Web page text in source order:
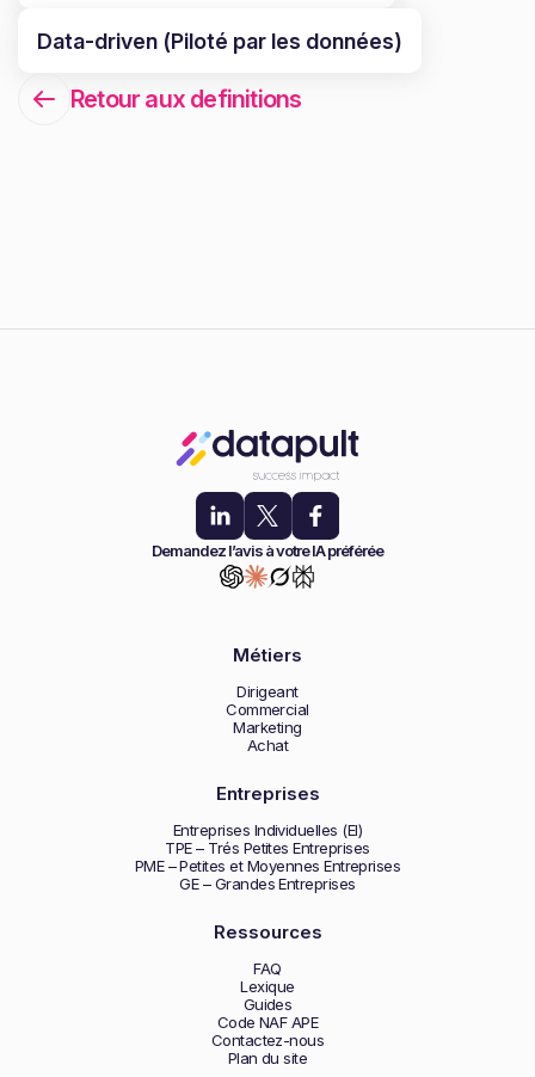
Data-driven (Piloté par les données)
Retour aux definitions
Demandez l’avis à votre IA préférée
Métiers
Dirigeant
Commercial
Marketing
Achat
Entreprises
Entreprises Individuelles (EI)
TPE – Trés Petites Entreprises
PME – Petites et Moyennes Entreprises
GE – Grandes Entreprises
Ressources
FAQ
Lexique
Guides
Code NAF APE
Contactez-nous
Plan du site